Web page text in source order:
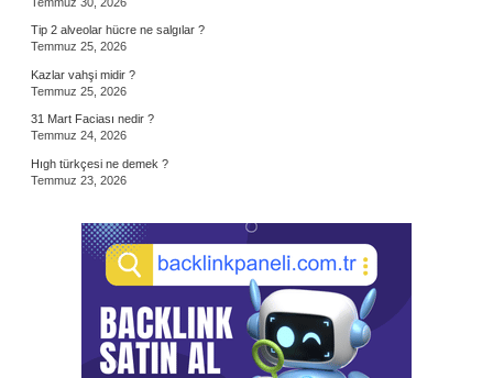
Tip 2 alveolar hücre ne salgılar ?
Temmuz 25, 2026
Kazlar vahşi midir ?
Temmuz 25, 2026
31 Mart Faciası nedir ?
Temmuz 24, 2026
Hıgh türkçesi ne demek ?
Temmuz 23, 2026